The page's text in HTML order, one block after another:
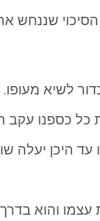
שננחש
לשיא מעופו.
כספנו עקב
היכן יעלה
והוא